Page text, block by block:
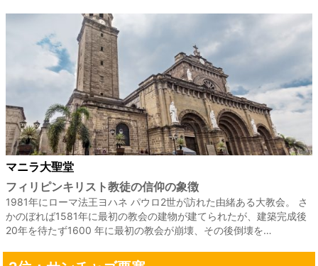
マニラ大聖堂
フィリピンキリスト教徒の信仰の象徴
1981年にローマ法王ヨハネ パウロ2世が訪れた由緒ある大教会。 さ
かのぼれば1581年に最初の教会の建物が建てられたが、建築完成後
20年を待たず1600 年に最初の教会が崩壊、その後倒壊を…